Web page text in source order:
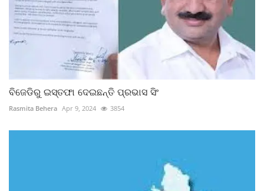
ବିଜେଡିରୁ ଇସ୍ତଫା ଦେଇଛନ୍ତି ପ୍ରଭାସ ସିଂ
Rasmita Behera Apr 9, 2024 3854